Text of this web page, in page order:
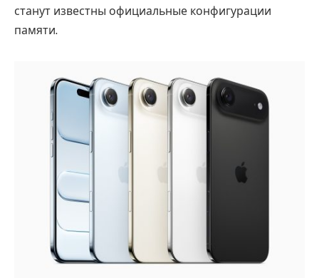
станут известны официальные конфигурации
памяти.